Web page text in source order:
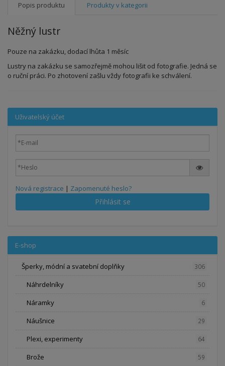
Popis produktu Produkty v kategorii
Něžný lustr
Pouze na zakázku, dodací lhůta 1 měsíc
Lustry na zakázku se samozřejmě mohou lišit od fotografie. Jedná se
o ruční práci. Po zhotovení zašlu vždy fotografii ke schválení.
Uživatelský účet
Nová registrace | Zapomenuté heslo?
Přihlásit se
E-shop
Šperky, módní a svatební doplňky 306
Náhrdelníky 50
Náramky 6
Náušnice 29
Plexi, experimenty 64
Brože 59